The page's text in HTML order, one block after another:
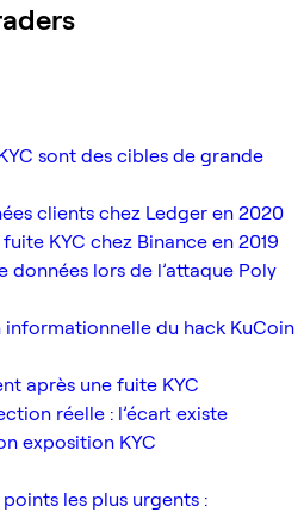
sont des cibles de grande
clients chez Ledger en 2020
KYC chez Binance en 2019
données lors de l’attaque Poly
informationnelle du hack KuCoin
après une fuite KYC
réelle : l’écart existe
exposition KYC
les plus urgents :